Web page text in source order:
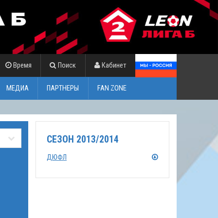
Время Поиск Кабинет
МЕДИА ПАРТНЕРЫ FAN ZONE
СЕЗОН 2013/2014
ДЮФЛ